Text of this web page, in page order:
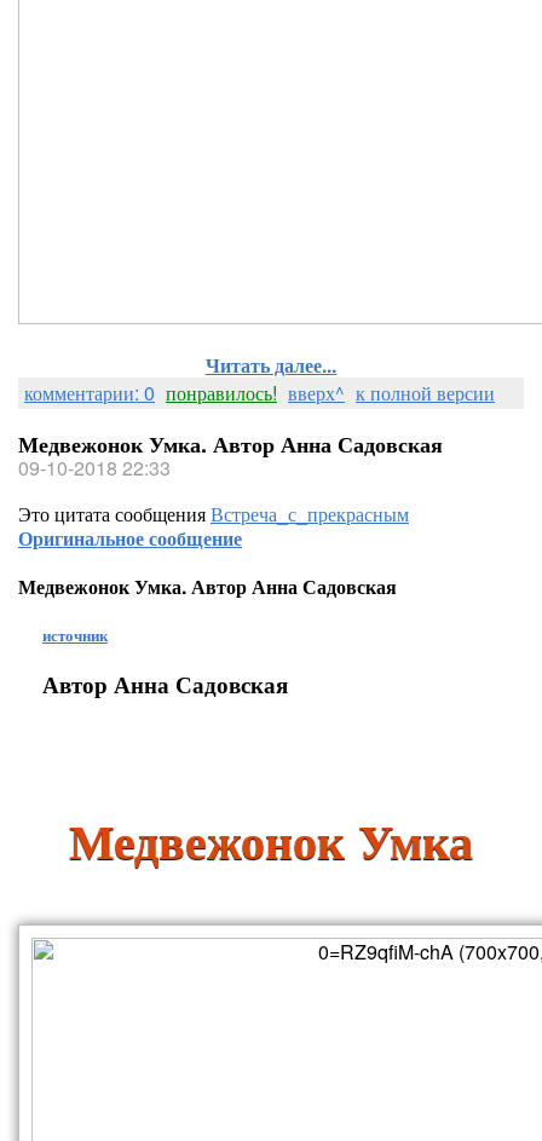
Читать далее...
комментарии: 0 понравилось! вверх^ к полной версии
Медвежонок Умка. Автор Анна Садовская
09-10-2018 22:33
Это цитата сообщенияВстреча_с_прекрасным
Оригинальное сообщение
Медвежонок Умка. Автор Анна Садовская
источник
Автор Анна Садовская
Медвежонок Умка